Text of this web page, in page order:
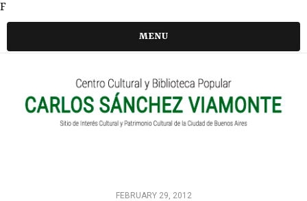
F
MENU
FEBRUARY 29, 2012